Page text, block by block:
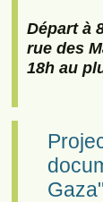
Départ à
rue des
18h au